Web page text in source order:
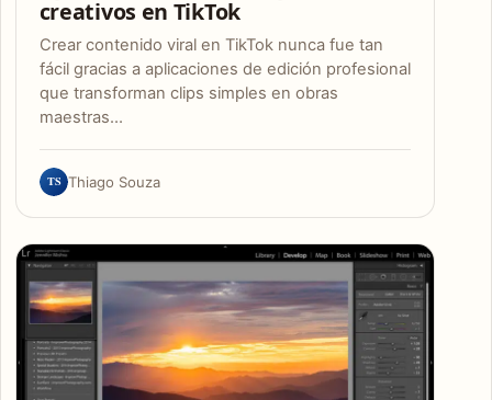
creativos en TikTok
Crear contenido viral en TikTok nunca fue tan
fácil gracias a aplicaciones de edición profesional
que transforman clips simples en obras
maestras…
TS Thiago Souza